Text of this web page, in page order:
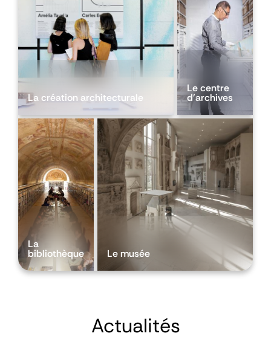
La création architecturale
Le centre
d'archives
La
bibliothèque Le musée
Actualités